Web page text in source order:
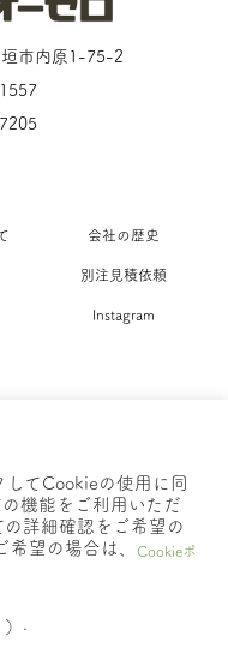
市内原1-75-2
会社の歴史
別注見積依頼
Instagram
Rights Reserved.
てCookieの使用に同
機能をご利用いただ
の詳細確認をご希望の
望の場合は、
Cookieポ
.